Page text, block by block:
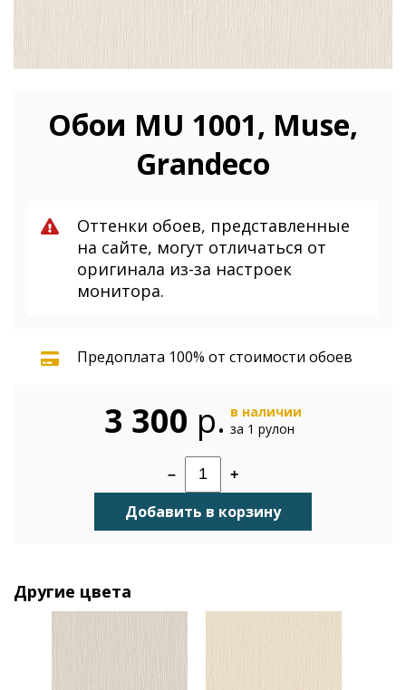
Обои MU 1001, Muse,
Grandeco
Оттенки обоев, представленные
на сайте, могут отличаться от
оригинала из-за настроек
монитора.
Предоплата 100% от стоимости обоев
3 300 р. в наличии
за 1 рулон
– +
Добавить в корзину
Другие цвета